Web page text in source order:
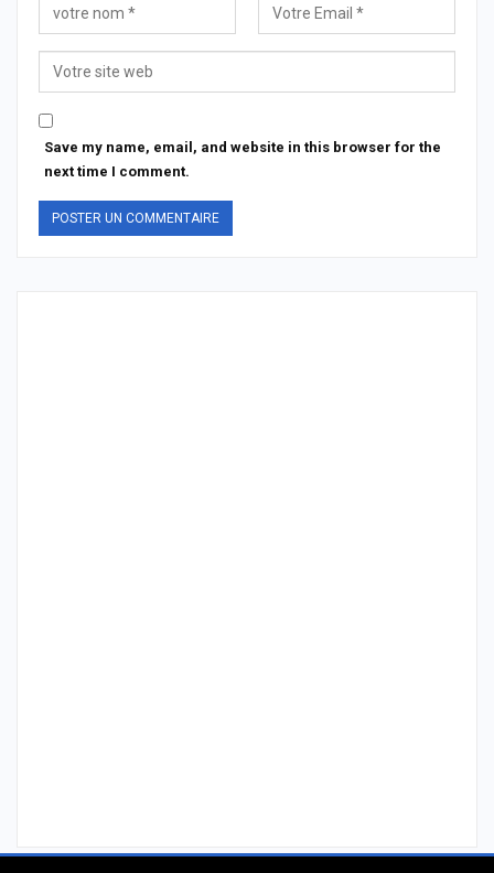
Save my name, email, and website in this browser for the
next time I comment.